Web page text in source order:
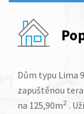
Dům typu Lima
zapuštěnou
na 125,90m2 .